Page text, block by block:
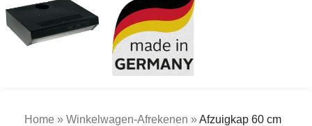
Home » Winkelwagen-Afrekenen »Afzuigkap 60 cm